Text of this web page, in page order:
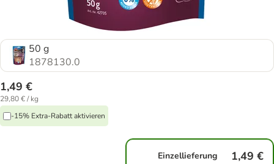
50 g
1878130.0
1,49 €
29,80 € / kg
-15% Extra-Rabatt aktivieren
Einzellieferung 1,49 €